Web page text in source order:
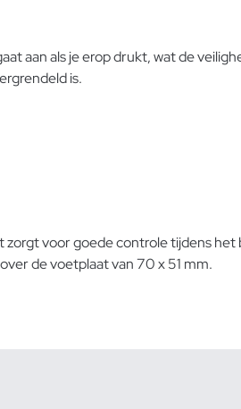
aan als je erop drukt, wat de
is.
voor goede controle tijdens
de voetplaat van 70 x 51 mm.